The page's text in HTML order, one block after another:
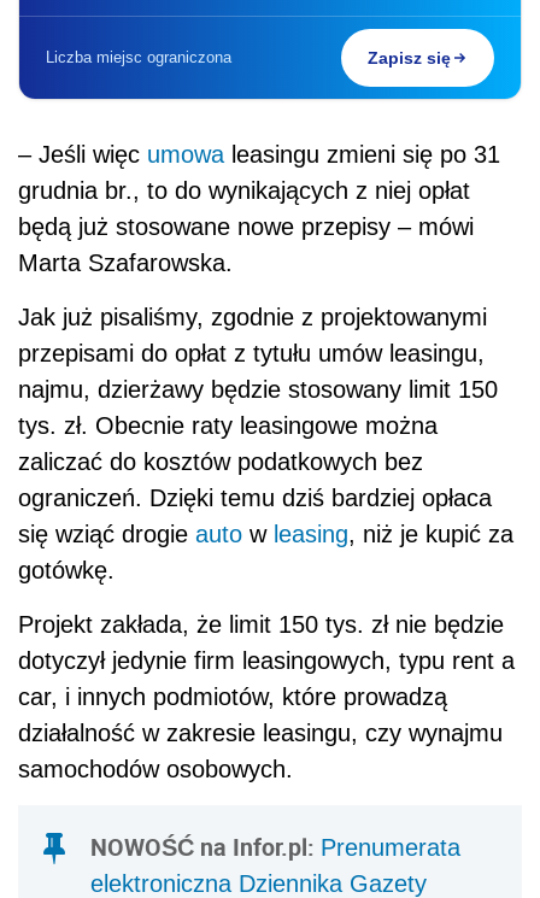
Liczba miejsc ograniczona Zapisz się
– Jeśli więc umowa leasingu zmieni się po 31
grudnia br., to do wynikających z niej opłat
będą już stosowane nowe przepisy – mówi
Marta Szafarowska.
Jak już pisaliśmy, zgodnie z projektowanymi
przepisami do opłat z tytułu umów leasingu,
najmu, dzierżawy będzie stosowany limit 150
tys. zł. Obecnie raty leasingowe można
zaliczać do kosztów podatkowych bez
ograniczeń. Dzięki temu dziś bardziej opłaca
się wziąć drogie auto w leasing, niż je kupić za
gotówkę.
Projekt zakłada, że limit 150 tys. zł nie będzie
dotyczył jedynie firm leasingowych, typu rent a
car, i innych podmiotów, które prowadzą
działalność w zakresie leasingu, czy wynajmu
samochodów osobowych.
NOWOŚĆ na Infor.pl: Prenumerata
elektroniczna Dziennika Gazety